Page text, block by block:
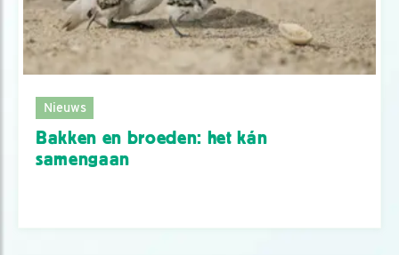
Nieuws
Bakken en broeden: het kán
samengaan